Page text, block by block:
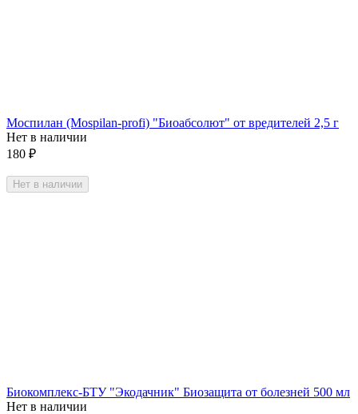
Моспилан (Mospilan-profi) "Биоабсолют" от вредителей 2,5 г
Нет в наличии
180 ₽
Нет в наличии
Биокомплекс-БТУ "Экодачник" Биозащита от болезней 500 мл
Нет в наличии